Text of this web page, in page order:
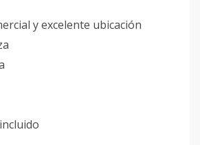
y excelente ubicación